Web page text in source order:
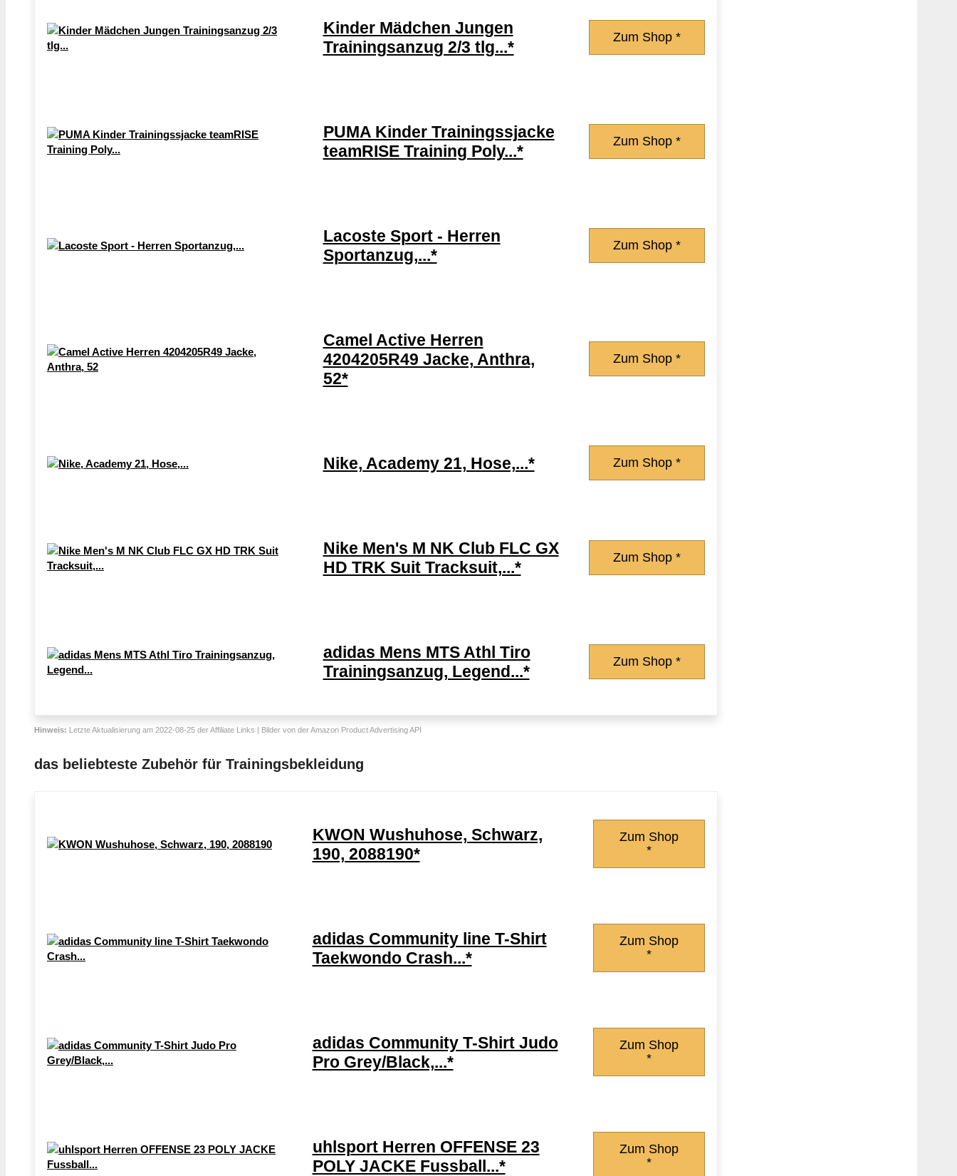
Kinder Mädchen Jungen
Trainingsanzug 2/3 tlg...*
Zum Shop *
PUMA Kinder Trainingssjacke
teamRISE Training Poly...*
Zum Shop *
Lacoste Sport - Herren
Sportanzug,...*
Zum Shop *
Camel Active Herren
4204205R49 Jacke, Anthra,
52*
Zum Shop *
Nike, Academy 21, Hose,...* Zum Shop *
Nike Men's M NK Club FLC GX
HD TRK Suit Tracksuit,...*
Zum Shop *
adidas Mens MTS Athl Tiro
Trainingsanzug, Legend...*
Zum Shop *
Hinweis: Letzte Aktualisierung am 2022-08-25 der Affiliate Links | Bilder von der Amazon Product Advertising API
das beliebteste Zubehör für Trainingsbekleidung
KWON Wushuhose, Schwarz,
190, 2088190*
Zum Shop
*
adidas Community line T-Shirt
Taekwondo Crash...*
Zum Shop
*
adidas Community T-Shirt Judo
Pro Grey/Black,...*
Zum Shop
*
uhlsport Herren OFFENSE 23
POLY JACKE Fussball...*
Zum Shop
*